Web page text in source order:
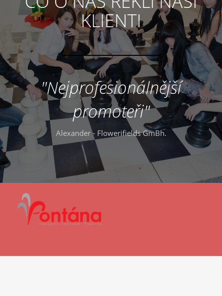
KLIENTI
"Nejprofesionálnější
promoteři"
Alexander - Flowerifields GmBh.